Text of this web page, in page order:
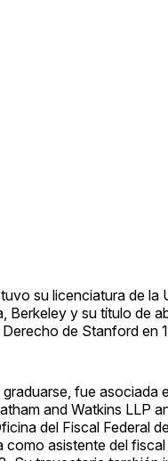
su licenciatura de la
Berkeley y su título de
de Stanford en
fue asociada
and Watkins LLP
del Fiscal Federal
como asistente del